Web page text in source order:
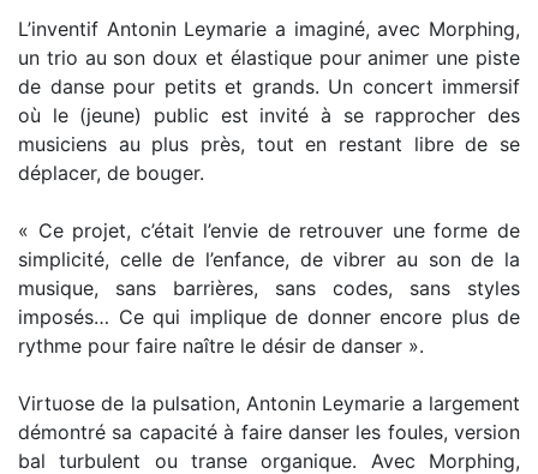
L’inventif Antonin Leymarie a imaginé, avec Morphing,
un trio au son doux et élastique pour animer une piste
de danse pour petits et grands. Un concert immersif
où le (jeune) public est invité à se rapprocher des
musiciens au plus près, tout en restant libre de se
déplacer, de bouger.
« Ce projet, c’était l’envie de retrouver une forme de
simplicité, celle de l’enfance, de vibrer au son de la
musique, sans barrières, sans codes, sans styles
imposés… Ce qui implique de donner encore plus de
rythme pour faire naître le désir de danser ».
Virtuose de la pulsation, Antonin Leymarie a largement
démontré sa capacité à faire danser les foules, version
bal turbulent ou transe organique. Avec Morphing,